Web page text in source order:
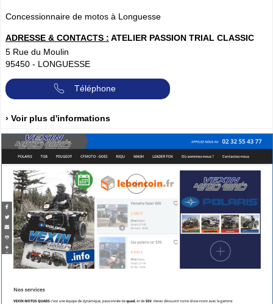
Concessionnaire de motos à Longuesse
ADRESSE & CONTACTS : ATELIER PASSION TRIAL CLASSIC
5 Rue du Moulin
95450 - LONGUESSE
Téléphone
› Voir plus d'informations